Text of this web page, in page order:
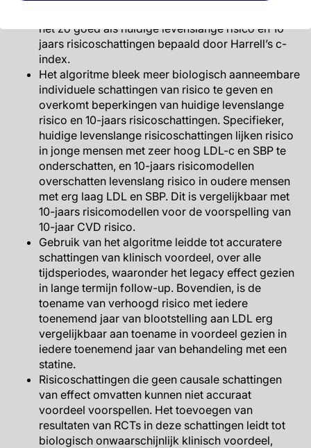
net zo goed als huidige levenslange risico en 10-
jaars risicoschattingen bepaald door Harrell’s c-
index.
Het algoritme bleek meer biologisch aanneembare
individuele schattingen van risico te geven en
overkomt beperkingen van huidige levenslange
risico en 10-jaars risicoschattingen. Specifieker,
huidige levenslange risicoschattingen lijken risico
in jonge mensen met zeer hoog LDL-c en SBP te
onderschatten, en 10-jaars risicomodellen
overschatten levenslang risico in oudere mensen
met erg laag LDL en SBP. Dit is vergelijkbaar met
10-jaars risicomodellen voor de voorspelling van
10-jaar CVD risico.
Gebruik van het algoritme leidde tot accuratere
schattingen van klinisch voordeel, over alle
tijdsperiodes, waaronder het legacy effect gezien
in lange termijn follow-up. Bovendien, is de
toename van verhoogd risico met iedere
toenemend jaar van blootstelling aan LDL erg
vergelijkbaar aan toename in voordeel gezien in
iedere toenemend jaar van behandeling met een
statine.
Risicoschattingen die geen causale schattingen
van effect omvatten kunnen niet accuraat
voordeel voorspellen. Het toevoegen van
resultaten van RCTs in deze schattingen leidt tot
biologisch onwaarschijnlijk klinisch voordeel,